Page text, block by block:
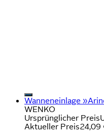
Wanneneinlage
WENKO
Ursprünglicher Preis
Aktueller Preis24,09